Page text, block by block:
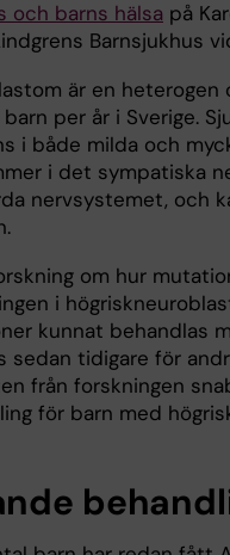
och barns hälsa på
Barnsjukhus
är en
per år i Sverige.
i både milda och
i det sympatiska
nervsystemet, och
om hur
i
kunnat behandlas
sedan tidigare för
från forskningen
för barn med